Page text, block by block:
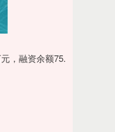
，融资余额75.